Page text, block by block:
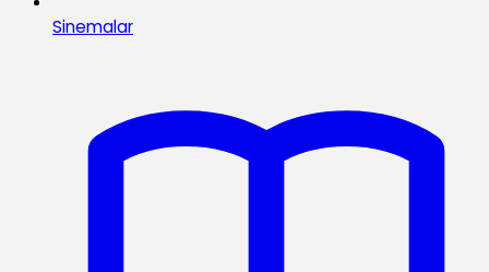
Sinemalar